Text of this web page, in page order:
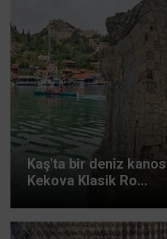
Kaş'ta bir deniz
Kekova Klasik Ro...